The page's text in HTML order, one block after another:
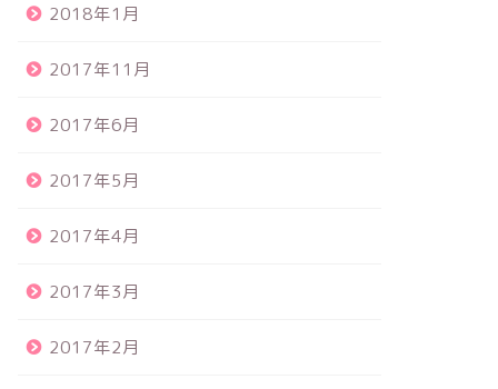
2018年1月
2017年11月
2017年6月
2017年5月
2017年4月
2017年3月
2017年2月